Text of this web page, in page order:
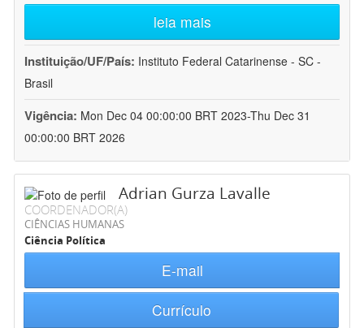
leia mais
Instituição/UF/País: Instituto Federal Catarinense - SC -
Brasil
Vigência: Mon Dec 04 00:00:00 BRT 2023-Thu Dec 31
00:00:00 BRT 2026
Adrian Gurza Lavalle
COORDENADOR(A)
CIÊNCIAS HUMANAS
Ciência Política
E-mail
Currículo